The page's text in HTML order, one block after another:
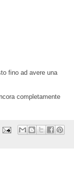
fino ad avere una
completamente